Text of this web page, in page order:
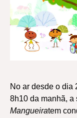
No ar desde o dia
8h10 da manhã,
Mangueiratem